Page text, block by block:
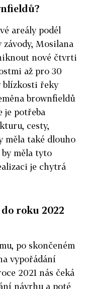
areály podél
závody, Mosilana
nové čtvrti
až pro 30
řeky
brownfieldů
je potřeba
cesty,
měla také dlouho
měla tyto
je chytrá
roku 2022
po skončeném
vypořádání
2021 nás čeká
návrhu a poté